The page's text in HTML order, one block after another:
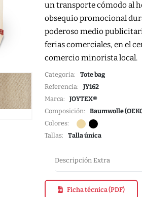
un transporte cómodo al
obsequio promocional
poderoso medio
ferias comerciales, en el
comercio minorista local.
Categoria: Tote bag
Referencia: JY162
Marca: JOYTEX®
Composición: Baumwolle
Colores:
Tallas: Talla única
Descripción Extra
Ficha técnica (PDF)